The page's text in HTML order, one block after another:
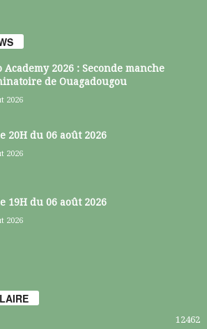
Academy 2026 : Seconde manche
de Ouagadougou
2026
20H du 06 août 2026
2026
19H du 06 août 2026
2026
12462